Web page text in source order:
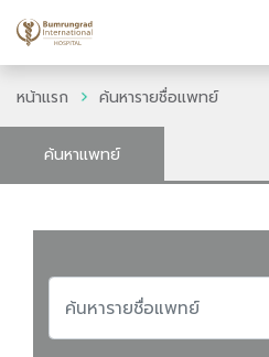
หน้าแรก ค้นหารายชื่อแพทย์
ค้นหาแพทย์